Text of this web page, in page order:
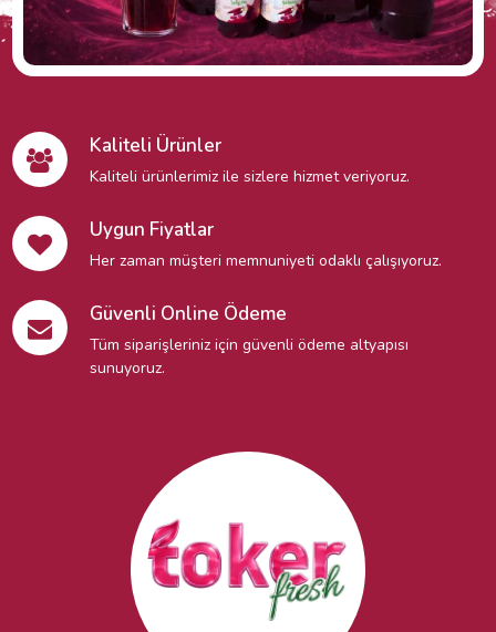
Kaliteli Ürünler
Kaliteli ürünlerimiz ile sizlere hizmet veriyoruz.
Uygun Fiyatlar
Her zaman müşteri memnuniyeti odaklı çalışıyoruz.
Güvenli Online Ödeme
Tüm siparişleriniz için güvenli ödeme altyapısı
sunuyoruz.